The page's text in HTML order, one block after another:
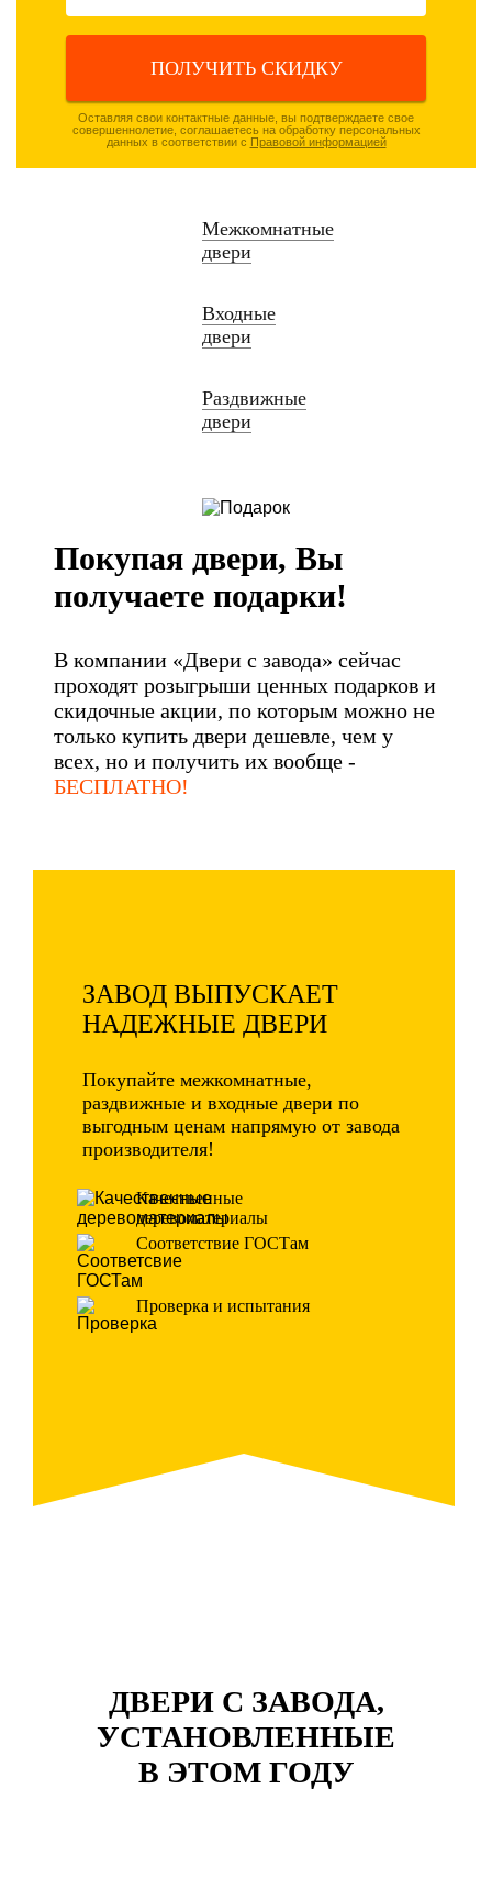
ПОЛУЧИТЬ СКИДКУ
Оставляя свои контактные данные, вы подтверждаете свое
совершеннолетие, соглашаетесь на обработку персональных
данных в соответствии с Правовой информацией
Межкомнатные
двери
Входные
двери
Раздвижные
двери
Покупая двери, Вы
получаете подарки!
В компании «Двери с завода» сейчас
проходят розыгрыши ценных подарков и
скидочные акции, по которым можно не
только купить двери дешевле, чем у
всех, но и получить их вообще -
БЕСПЛАТНО!
ЗАВОД ВЫПУСКАЕТ
НАДЕЖНЫЕ ДВЕРИ
Покупайте межкомнатные,
раздвижные и входные двери по
выгодным ценам напрямую от завода
производителя!
Качественные
деревоматериалы
Соответствие ГОСТам
Проверка и испытания
ДВЕРИ С ЗАВОДА,
УСТАНОВЛЕННЫЕ
В ЭТОМ ГОДУ